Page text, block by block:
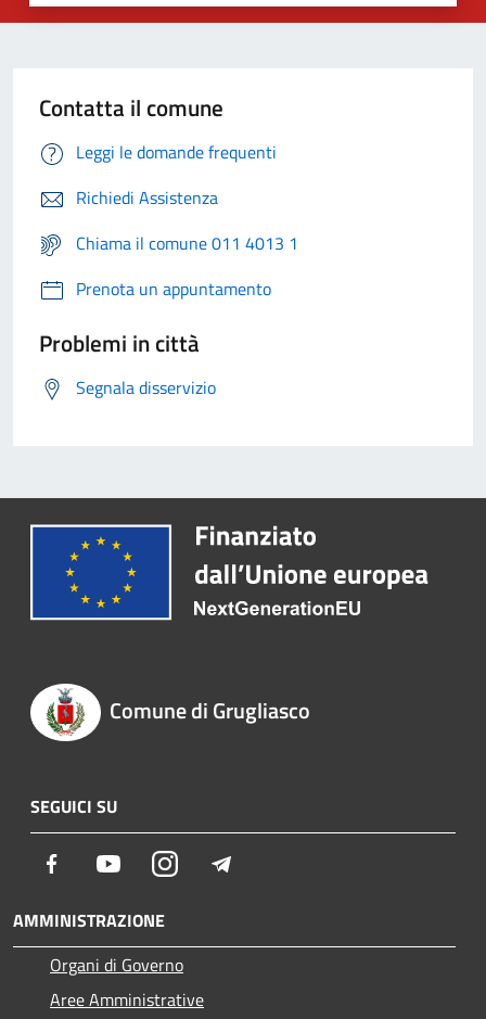
Contatta il comune
Leggi le domande frequenti
Richiedi Assistenza
Chiama il comune 011 4013 1
Prenota un appuntamento
Problemi in città
Segnala disservizio
Comune di Grugliasco
SEGUICI SU
Facebook YoutubeInstagram
AMMINISTRAZIONE
Organi di Governo
Aree Amministrative